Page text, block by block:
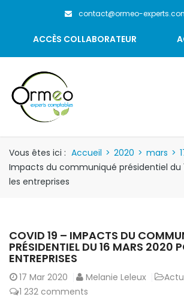
contact@ormeo-
ACCÈS COLLABORATEUR
Vous êtes ici : Accueil > 2020 > mars >
Impacts du communiqué présidentiel du
les entreprises
COVID 19 – IMPACTS DU
PRÉSIDENTIEL DU 16 MARS 2020
ENTREPRISES
17 Mar 2020 Melanie Leleux
1 232 comments